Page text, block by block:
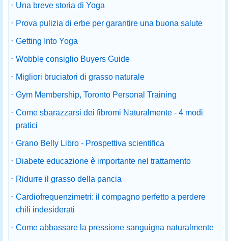
· Una breve storia di Yoga
· Prova pulizia di erbe per garantire una buona salute
· Getting Into Yoga
· Wobble consiglio Buyers Guide
· Migliori bruciatori di grasso naturale
· Gym Membership, Toronto Personal Training
· Come sbarazzarsi dei fibromi Naturalmente - 4 modi
pratici
· Grano Belly Libro - Prospettiva scientifica
· Diabete educazione è importante nel trattamento
· Ridurre il grasso della pancia
· Cardiofrequenzimetri: il compagno perfetto a perdere
chili indesiderati
· Come abbassare la pressione sanguigna naturalmente